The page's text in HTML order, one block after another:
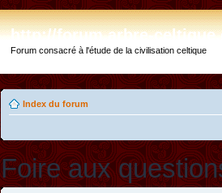
http://forum.arbre-
Forum consacré à l'étude de la civilisation celtique
Index du forum
Foire aux